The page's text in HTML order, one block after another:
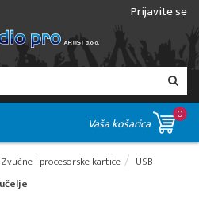
Prijavite se
Vaša košarica
0
Zvučne i procesorske kartice
USB